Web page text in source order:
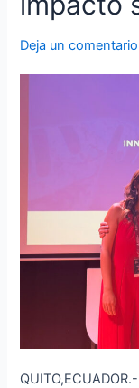
Deja un comentario
de
universidades
iberoamericanas
social